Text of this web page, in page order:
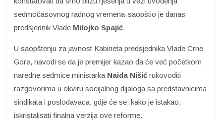
sedmočasovnog radnog vremena-saopštio je danas
predsjednik Vlade Milojko Spajić.
U saopštenju za javnost Kabineta predsjednika Vlade Crne
Gore, navodi se da je premijer kazao da će već početkom
naredne sedmice ministarka Naida Nišić rukovoditi
razgovorima u okviru socijalnog dijaloga sa predstavnicima
sindikata i poslodavaca, gdje će se, kako je istakao,
iskristalisati finalna verzija ove reforme.